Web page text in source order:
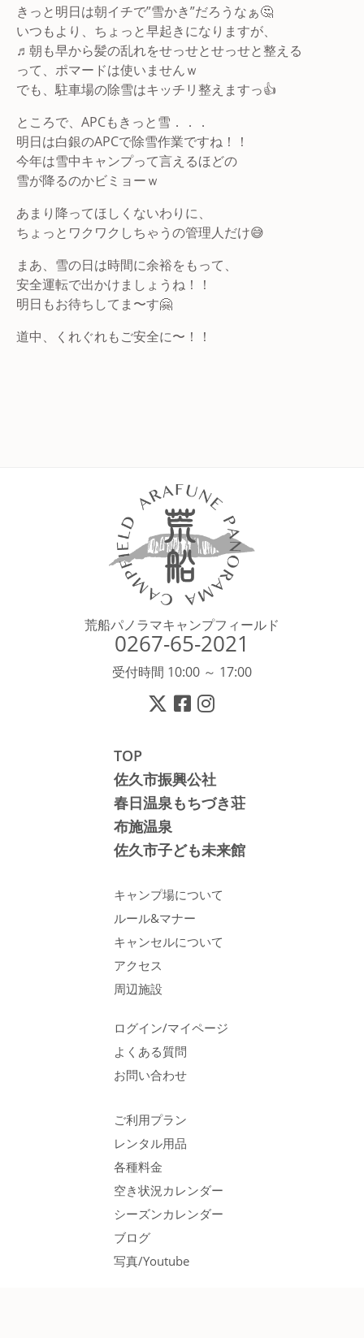
きっと明日は朝イチで”雪かき”だろうなぁ🤔
いつもより、ちょっと早起きになりますが、
♬朝も早から髪の乱れをせっせとせっせと整える
って、ポマードは使いませんｗ
でも、駐車場の除雪はキッチリ整えますっ👍
ところで、APCもきっと雪．．．
明日は白銀のAPCで除雪作業ですね！！
今年は雪中キャンプって言えるほどの
雪が降るのかビミョーｗ
あまり降ってほしくないわりに、
ちょっとワクワクしちゃうの管理人だけ😅
まあ、雪の日は時間に余裕をもって、
安全運転で出かけましょうね！！
明日もお待ちしてま〜す🤗
道中、くれぐれもご安全に〜！！
荒船パノラマキャンプフィールド
0267-65-2021
受付時間 10:00 ～ 17:00
TOP
佐久市振興公社
春日温泉もちづき荘
布施温泉
佐久市子ども未来館
キャンプ場について
ルール&マナー
キャンセルについて
アクセス
周辺施設
ログイン/マイページ
よくある質問
お問い合わせ
ご利用プラン
レンタル用品
各種料金
空き状況カレンダー
シーズンカレンダー
ブログ
写真/Youtube